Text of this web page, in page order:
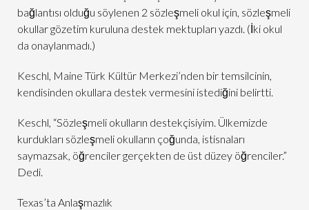
bağlantısı olduğu söylenen 2 sözleşmeli okul için, sözleşmeli
okullar gözetim kuruluna destek mektupları yazdı. (İki okul
da onaylanmadı.)
Keschl, Maine Türk Kültür Merkezi’nden bir temsilcinin,
kendisinden okullara destek vermesini istediğini belirtti.
Keschl, “Sözleşmeli okulların destekçisiyim. Ülkemizde
kurdukları sözleşmeli okulların çoğunda, istisnaları
saymazsak, öğrenciler gerçekten de üst düzey öğrenciler.”
Dedi.
Texas’ta Anlaşmazlık